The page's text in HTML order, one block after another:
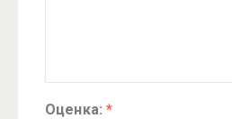
Оценка:*